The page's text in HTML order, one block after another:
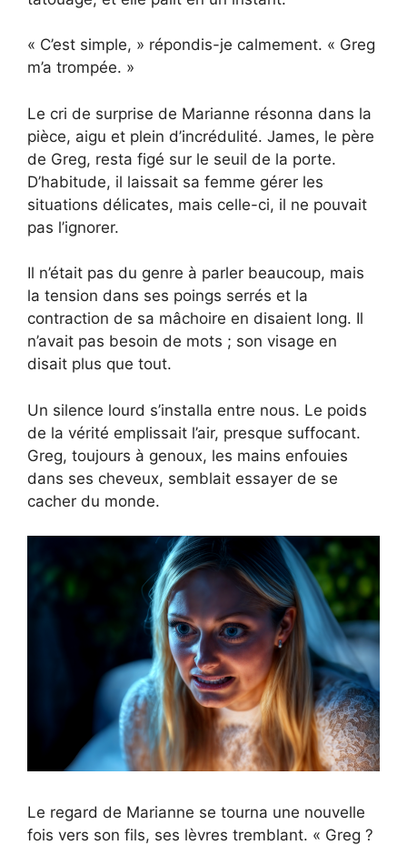
« C’est simple, » répondis-je calmement. « Greg
m’a trompée. »
Le cri de surprise de Marianne résonna dans la
pièce, aigu et plein d’incrédulité. James, le père
de Greg, resta figé sur le seuil de la porte.
D’habitude, il laissait sa femme gérer les
situations délicates, mais celle-ci, il ne pouvait
pas l’ignorer.
Il n’était pas du genre à parler beaucoup, mais
la tension dans ses poings serrés et la
contraction de sa mâchoire en disaient long. Il
n’avait pas besoin de mots ; son visage en
disait plus que tout.
Un silence lourd s’installa entre nous. Le poids
de la vérité emplissait l’air, presque suffocant.
Greg, toujours à genoux, les mains enfouies
dans ses cheveux, semblait essayer de se
cacher du monde.
Le regard de Marianne se tourna une nouvelle
fois vers son fils, ses lèvres tremblant. « Greg ?